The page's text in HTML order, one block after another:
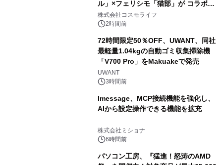
ル」×フェリシモ「猫部」が コラボキ
ャンペーンを実施
株式会社コスモライフ
2時間前
72時間限定50％OFF、UWANT、同社
最軽量1.04kgの自動ゴミ収集掃除機
「V700 Pro」をMakuakeで発売
UWANT
3時間前
lmessage、MCP接続機能を強化し、
AIから設定操作できる機能を拡充
株式会社ミショナ
6時間前
パソコン工房、『猛進！怒涛のAMD